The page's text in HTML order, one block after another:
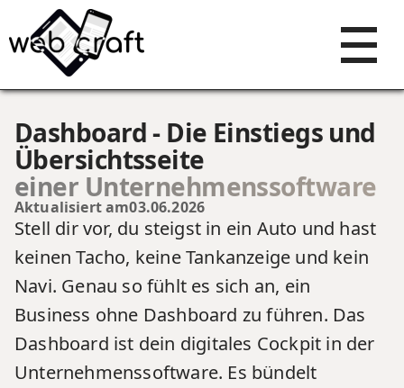
Dashboard - Die Einstiegs und
Übersichtsseite
einer Unternehmenssoftware
Aktualisiert am03.06.2026
Stell dir vor, du steigst in ein Auto und hast
keinen Tacho, keine Tankanzeige und kein
Navi. Genau so fühlt es sich an, ein
Business ohne Dashboard zu führen. Das
Dashboard ist dein digitales Cockpit in der
Unternehmenssoftware. Es bündelt